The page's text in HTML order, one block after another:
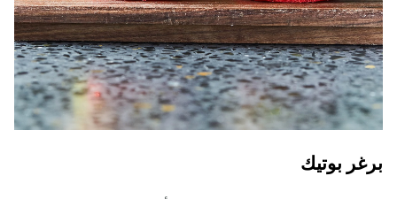
برغر بوتيك